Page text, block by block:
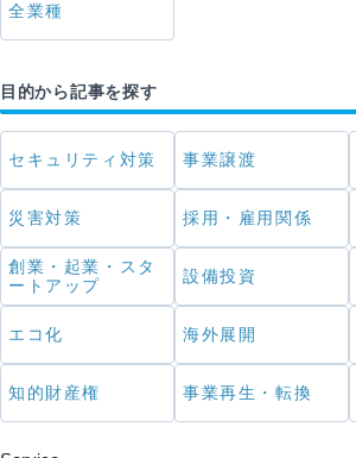
全業種
目的から記事を探す
セキュリティ対策 事業譲渡
災害対策 採用・雇用関係
創業・起業・スタ
ートアップ
設備投資
エコ化 海外展開
知的財産権 事業再生・転換